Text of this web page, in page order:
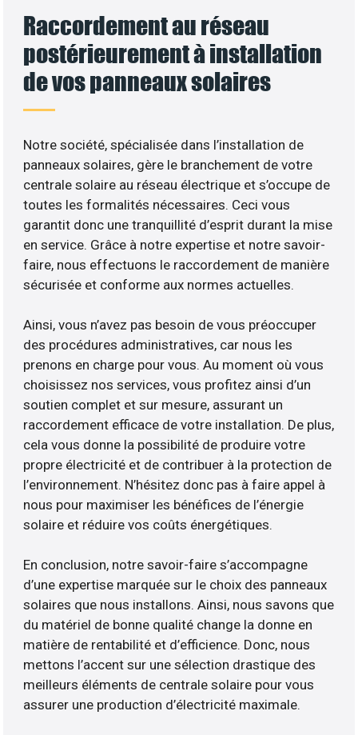
Raccordement au réseau
postérieurement à installation
de vos panneaux solaires
Notre société, spécialisée dans l’installation de
panneaux solaires, gère le branchement de votre
centrale solaire au réseau électrique et s’occupe de
toutes les formalités nécessaires. Ceci vous
garantit donc une tranquillité d’esprit durant la mise
en service. Grâce à notre expertise et notre savoir-
faire, nous effectuons le raccordement de manière
sécurisée et conforme aux normes actuelles.
Ainsi, vous n’avez pas besoin de vous préoccuper
des procédures administratives, car nous les
prenons en charge pour vous. Au moment où vous
choisissez nos services, vous profitez ainsi d’un
soutien complet et sur mesure, assurant un
raccordement efficace de votre installation. De plus,
cela vous donne la possibilité de produire votre
propre électricité et de contribuer à la protection de
l’environnement. N’hésitez donc pas à faire appel à
nous pour maximiser les bénéfices de l’énergie
solaire et réduire vos coûts énergétiques.
En conclusion, notre savoir-faire s’accompagne
d’une expertise marquée sur le choix des panneaux
solaires que nous installons. Ainsi, nous savons que
du matériel de bonne qualité change la donne en
matière de rentabilité et d’efficience. Donc, nous
mettons l’accent sur une sélection drastique des
meilleurs éléments de centrale solaire pour vous
assurer une production d’électricité maximale.